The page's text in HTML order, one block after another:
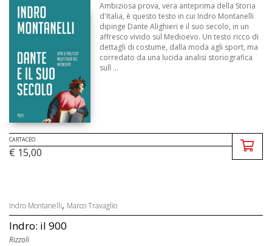
Ambiziosa prova, vera anteprima della Storia
d'Italia, è questo testo in cui Indro Montanelli
dipinge Dante Alighieri e il suo secolo, in un
affresco vivido sul Medioevo. Un testo ricco di
dettagli di costume, dalla moda agli sport, ma
corredato da una lucida analisi storiografica
sull ...
CARTACEO
€ 15,00
Indro Montanelli, Marco Travaglio
Indro: il 900
Rizzoli